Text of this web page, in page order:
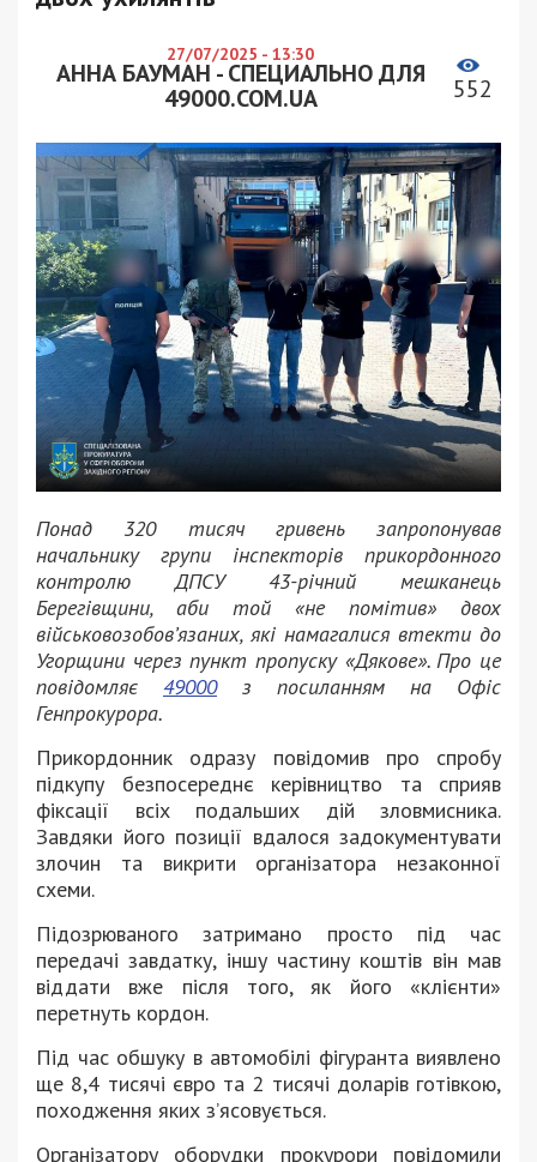
27/07/2025 - 13:30
АННА БАУМАН - СПЕЦИАЛЬНО ДЛЯ
49000.COM.UA
552
Понад 320 тисяч гривень запропонував
начальнику групи інспекторів прикордонного
контролю ДПСУ 43-річний мешканець
Берегівщини, аби той «не помітив» двох
військовозобов’язаних, які намагалися втекти до
Угорщини через пункт пропуску «Дякове». Про це
повідомляє 49000з посиланням на Офіс
Генпрокурора.
Прикордонник одразу повідомив про спробу
підкупу безпосереднє керівництво та сприяв
фіксації всіх подальших дій зловмисника.
Завдяки його позиції вдалося задокументувати
злочин та викрити організатора незаконної
схеми.
Підозрюваного затримано просто під час
передачі завдатку, іншу частину коштів він мав
віддати вже після того, як його «клієнти»
перетнуть кордон.
Під час обшуку в автомобілі фігуранта виявлено
ще 8,4 тисячі євро та 2 тисячі доларів готівкою,
походження яких з’ясовується.
Організатору оборудки прокурори повідомили